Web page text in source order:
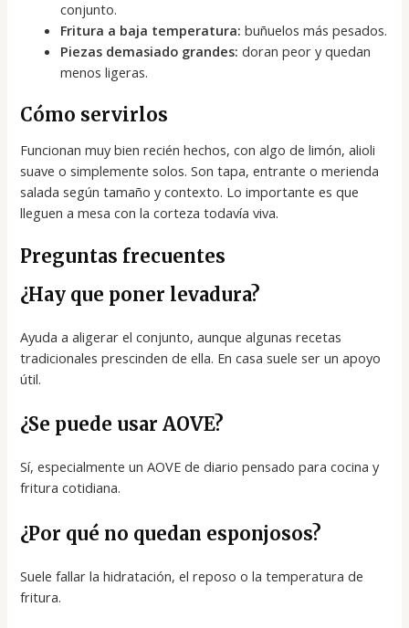
conjunto.
Fritura a baja temperatura: buñuelos más pesados.
Piezas demasiado grandes: doran peor y quedan
menos ligeras.
Cómo servirlos
Funcionan muy bien recién hechos, con algo de limón, alioli
suave o simplemente solos. Son tapa, entrante o merienda
salada según tamaño y contexto. Lo importante es que
lleguen a mesa con la corteza todavía viva.
Preguntas frecuentes
¿Hay que poner levadura?
Ayuda a aligerar el conjunto, aunque algunas recetas
tradicionales prescinden de ella. En casa suele ser un apoyo
útil.
¿Se puede usar AOVE?
Sí, especialmente un AOVE de diario pensado para cocina y
fritura cotidiana.
¿Por qué no quedan esponjosos?
Suele fallar la hidratación, el reposo o la temperatura de
fritura.